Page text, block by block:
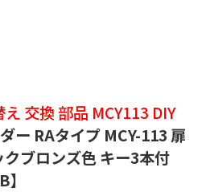
交換 部品 MCY113 DIY
ー RAタイプ MCY-113 扉
ブロンズ色 キー3本付